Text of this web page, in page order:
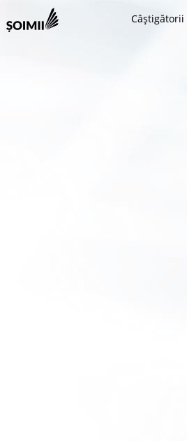
Câștigătorii